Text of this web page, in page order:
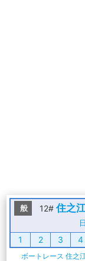
般 12#住之
1 2 3 4
ボートレース 住之